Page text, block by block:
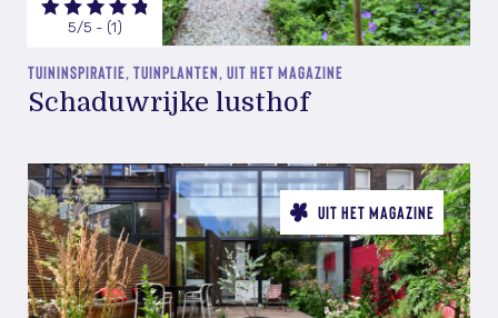
5/5 - (1)
TUININSPIRATIE, TUINPLANTEN, UIT HET MAGAZINE
Schaduwrijke lusthof
UIT HET MAGAZINE